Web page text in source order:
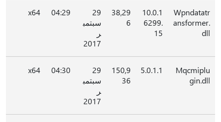
Wpndatatr
ansformer.
dll
10.0.1
6299.
15
38,29
6
29
سبتمب
ر
2017
04:29
x64
Mqcmiplu
gin.dll
5.0.1.1
150,9
36
29
سبتمب
ر
2017
04:30
x64